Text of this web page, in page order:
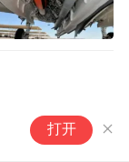
打开